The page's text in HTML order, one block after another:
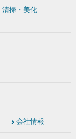
清掃・美化
会社情報